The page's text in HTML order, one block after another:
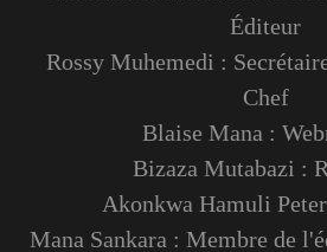
Éditeur
Rossy Muhemedi :
Chef
Blaise Mana :
Bizaza Mutabazi :
Akonkwa Hamuli
Mana Sankara : Membre de